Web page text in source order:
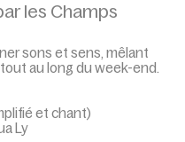
les Champs
sons et sens, mêlant
au long du week-end.
et chant)
Ly